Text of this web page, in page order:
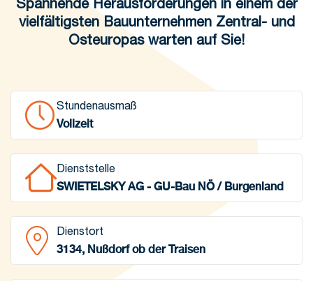
vielfältigsten Bauunternehmen Zentral- und
Osteuropas warten auf Sie!
Stundenausmaß
Vollzeit
Dienststelle
SWIETELSKY AG - GU-Bau NÖ / Burgenland
Dienstort
3134, Nußdorf ob der Traisen